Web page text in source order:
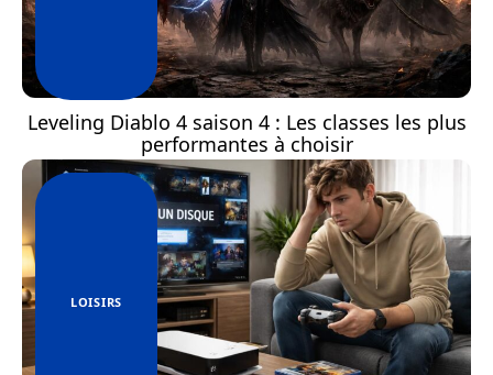
Leveling Diablo 4 saison 4 : Les classes les plus
performantes à choisir
LOISIRS